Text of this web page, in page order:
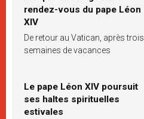
rendez-vous du pape Léon
XIV
De retour au Vatican, après trois
semaines de vacances
Le pape Léon XIV poursuit
ses haltes spirituelles
estivales